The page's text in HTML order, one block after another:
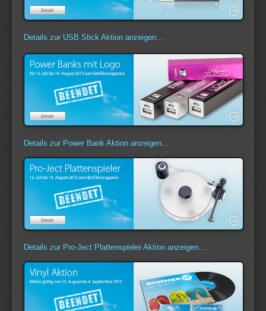
Details zur USB Stick Aktion anzeigen…
Details zur Power Bank Aktion anzeigen…
Details zur Pro-Ject Plattenspieler Aktion anzeigen…